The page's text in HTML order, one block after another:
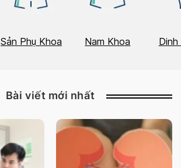
Sản Phụ Khoa Nam Khoa Dinh
Bài viết mới nhất